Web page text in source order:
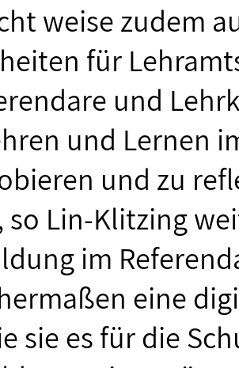
weise zudem
für
und
und Lernen
und zu
so Lin-Klitzing
im
eine
sie es für die